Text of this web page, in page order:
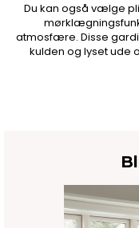
Du kan også vælge
atmosfære. Disse
kulden og lyset ude